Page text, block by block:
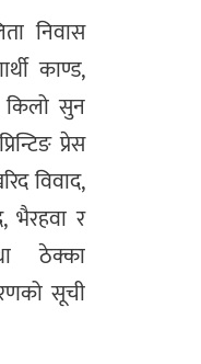
निवास
काण्ड,
किलो सुन
प्रेस
विवाद,
भैरहवा र
ठेक्का
सूची